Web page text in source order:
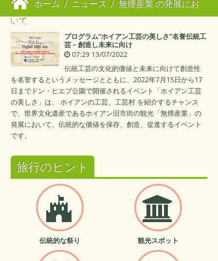
ホーム / ニュース / 無煙産業 の発展にお
いて
プログラム“ホイアン工芸の美しさ”名誉伝統工
芸－創造し未来に向け
07:29 13/07/2022
伝統工芸の文化的価値と未来に向けて創造性
を名誉するというメッセージとともに、2022年7月15日から17
日までドン・ヒエプ公園で開催されるイベント「ホイアン工芸
の美しさ」は、 ホイアンの工芸、工芸村 を紹介するチャンス
で、世界文化遺産であるホイアン旧市街の観光「無煙産業」の
発展において、伝統的な価値を保存、創造、促進するイベント
です。
旅行のヒント
伝統的な祭り 観光スポット